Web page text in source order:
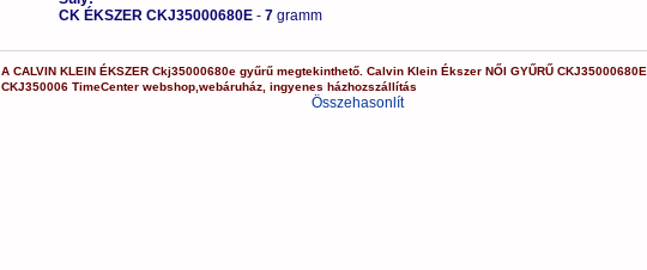
CK ÉKSZER CKJ35000680E- 7 gramm
A CALVIN KLEIN ÉKSZER Ckj35000680e gyűrűmegtekinthető. Calvin Klein Ékszer NŐI GYŰRŰ CKJ35000680E
CKJ350006 TimeCenter webshop, webáruház, ingyenes házhozszállítás
Összehasonlít